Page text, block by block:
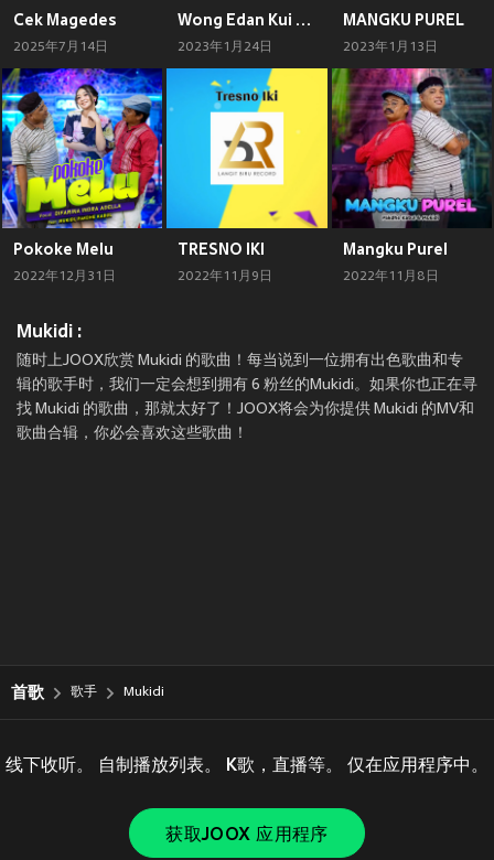
Cek Magedes
2025年7月14日
Wong Edan Kui Bebas
2023年1月24日
MANGKU PUREL
2023年1月13日
Pokoke Melu
2022年12月31日
TRESNO IKI
2022年11月9日
Mangku Purel
2022年11月8日
Mukidi :
随时上JOOX欣赏 Mukidi 的歌曲！每当说到一位拥有出色歌曲和专
辑的歌手时，我们一定会想到拥有 6 粉丝的Mukidi。如果你也正在寻
找 Mukidi 的歌曲，那就太好了！JOOX将会为你提供 Mukidi 的MV和
歌曲合辑，你必会喜欢这些歌曲！
首歌 歌手 Mukidi
线下收听。 自制播放列表。 K歌，直播等。 仅在应用程序中。
获取JOOX 应用程序